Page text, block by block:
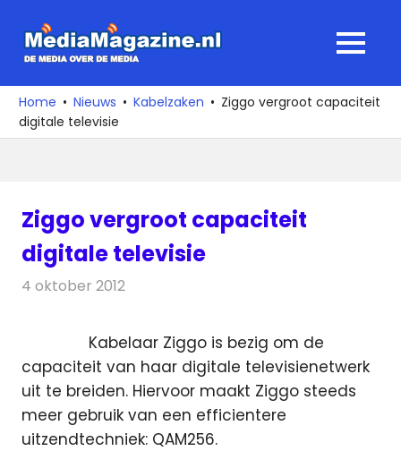
naar
media
over
de
MENU
Home Nieuws Kabelzaken
Ziggo vergroot capaciteit
digitale televisie
Ziggo vergroot capaciteit
digitale televisie
4 oktober 2012
Kabelaar Ziggo is bezig om de
capaciteit van haar digitale televisienetwerk
uit te breiden. Hiervoor maakt Ziggo steeds
meer gebruik van een efficientere
uitzendtechniek: QAM256.